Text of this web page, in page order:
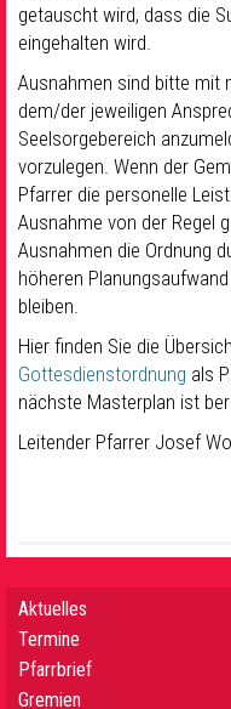
getauscht wird, dass die
eingehalten wird.
Ausnahmen sind bitte mit
dem/der jeweiligen
Seelsorgebereich
vorzulegen. Wenn der
Pfarrer die personelle
Ausnahme von der Regel
Ausnahmen die Ordnung
höheren
bleiben.
Hier finden Sie die
Gottesdienstordnung als
nächste Masterplan ist
Leitender Pfarrer Josef
Aktuelles
Termine
Pfarrbrief
Gremien